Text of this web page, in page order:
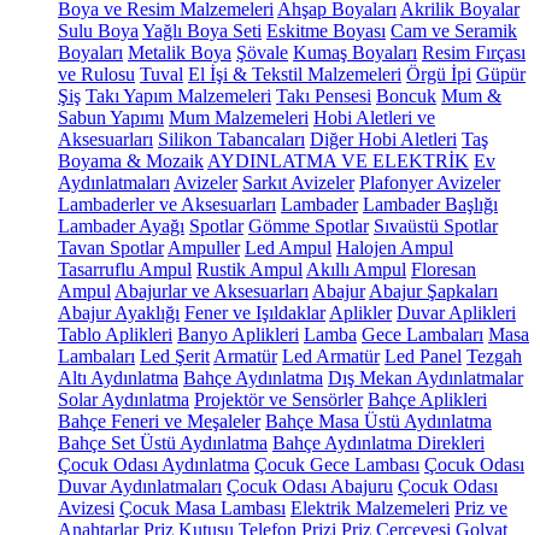
Boya ve Resim Malzemeleri Ahşap Boyaları Akrilik Boyalar
Sulu Boya Yağlı Boya Seti Eskitme Boyası Cam ve Seramik
Boyaları Metalik Boya Şövale Kumaş Boyaları Resim Fırçası
ve Rulosu Tuval El İşi & Tekstil Malzemeleri Örgü İpi Güpür
Şiş Takı Yapım Malzemeleri Takı Pensesi Boncuk Mum &
Sabun Yapımı Mum Malzemeleri Hobi Aletleri ve
Aksesuarları Silikon Tabancaları Diğer Hobi Aletleri Taş
Boyama & Mozaik AYDINLATMA VE ELEKTRİK Ev
Aydınlatmaları Avizeler Sarkıt Avizeler Plafonyer Avizeler
Lambaderler ve Aksesuarları Lambader Lambader Başlığı
Lambader Ayağı Spotlar Gömme Spotlar Sıvaüstü Spotlar
Tavan Spotlar Ampuller Led Ampul Halojen Ampul
Tasarruflu Ampul Rustik Ampul Akıllı Ampul Floresan
Ampul Abajurlar ve Aksesuarları Abajur Abajur Şapkaları
Abajur Ayaklığı Fener ve Işıldaklar Aplikler Duvar Aplikleri
Tablo Aplikleri Banyo Aplikleri Lamba Gece Lambaları Masa
Lambaları Led Şerit Armatür Led Armatür Led Panel Tezgah
Altı Aydınlatma Bahçe Aydınlatma Dış Mekan Aydınlatmalar
Solar Aydınlatma Projektör ve Sensörler Bahçe Aplikleri
Bahçe Feneri ve Meşaleler Bahçe Masa Üstü Aydınlatma
Bahçe Set Üstü Aydınlatma Bahçe Aydınlatma Direkleri
Çocuk Odası Aydınlatma Çocuk Gece Lambası Çocuk Odası
Duvar Aydınlatmaları Çocuk Odası Abajuru Çocuk Odası
Avizesi Çocuk Masa Lambası Elektrik Malzemeleri Priz ve
Anahtarlar Priz Kutusu Telefon Prizi Priz Çerçevesi Golyat